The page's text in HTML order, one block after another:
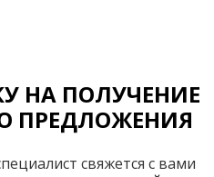
НА ПОЛУЧЕНИЕ
ПРЕДЛОЖЕНИЯ
свяжется с вами